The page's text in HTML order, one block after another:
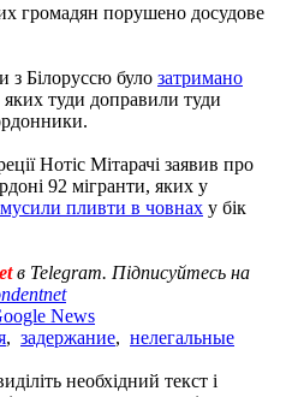
громадян порушено досудове
з Білоруссю було затримано
яких туди доправили туди
Нотіс Мітарачі заявив про
92 мігранти, яких у
пливти в човнах у бік
в Telegram. Підписуйтесь на
News
, задержание, нелегальные
необхідний текст і